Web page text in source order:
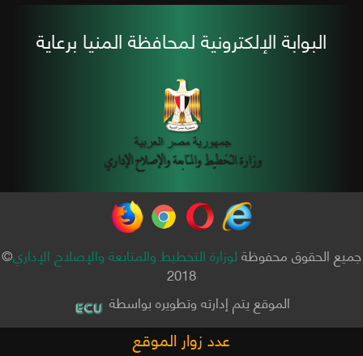
البوابة الإلكترونية لمحافظة المنيا برعاية
جميع الحقوق محفوظةلوزارة التخطيط والمتابعة والإصلاح الإداري©
2018
الموقع يتم إدارته وتطويره بواسطة
عدد زوار الموقع